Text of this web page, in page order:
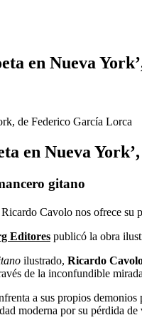
en Nueva
en Nueva
gitano
Cavolo nos ofrece su
Editores publicó la obra
ilustrado, Ricardo
de la inconfundible
a sus propios
moderna por su pérdida de